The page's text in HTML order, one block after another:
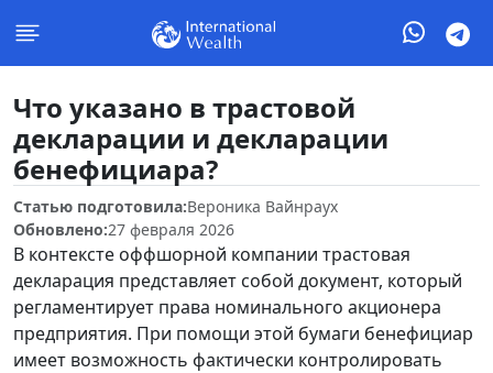
Что указано в трастовой
декларации и декларации
бенефициара?
Статью подготовила:Вероника Вайнраух
Обновлено:27 февраля 2026
В контексте оффшорной компании трастовая
декларация представляет собой документ, который
регламентирует права номинального акционера
предприятия. При помощи этой бумаги бенефициар
имеет возможность фактически контролировать